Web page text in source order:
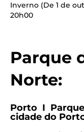
Inverno (De 1 de
20h00
Parque
Norte:
Porto I Parque
cidade do